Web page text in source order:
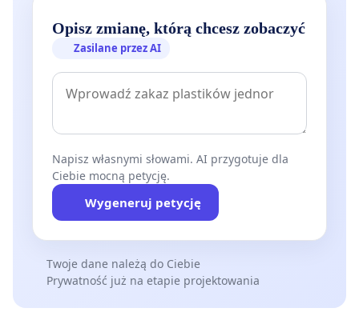
Opisz zmianę, którą chcesz zobaczyć
Zasilane przez AI
Napisz własnymi słowami. AI przygotuje dla
Ciebie mocną petycję.
Wygeneruj petycję
Twoje dane należą do Ciebie
Prywatność już na etapie projektowania